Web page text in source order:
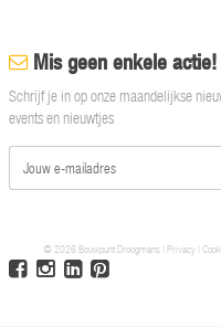
Mis geen enkele actie!
Schrijf je in op onze maandelijkse
events en nieuwtjes
© 2026 Bouwpunt Droogmans | Privacy|